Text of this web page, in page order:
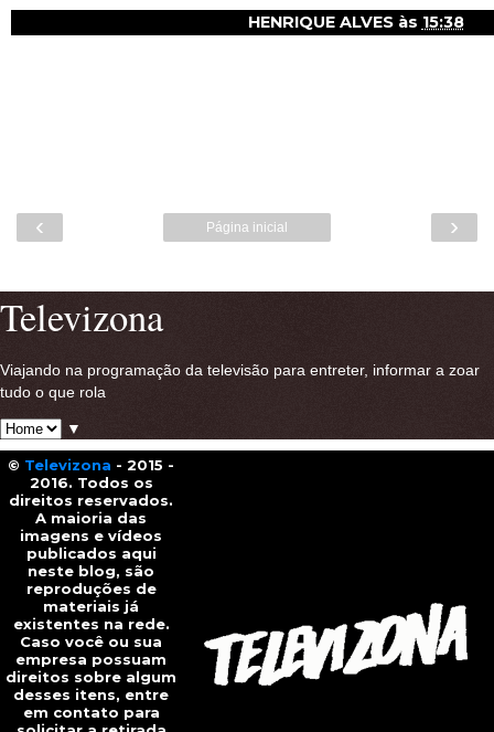
HENRIQUE ALVES às 15:38
‹ ›
Página inicial
Televizona
Viajando na programação da televisão para entreter, informar a zoar
tudo o que rola
▼
© Televizona - 2015 -
2016. Todos os
direitos reservados.
A maioria das
imagens e vídeos
publicados aqui
neste blog, são
reproduções de
materiais já
existentes na rede.
Caso você ou sua
empresa possuam
direitos sobre algum
desses itens, entre
em contato para